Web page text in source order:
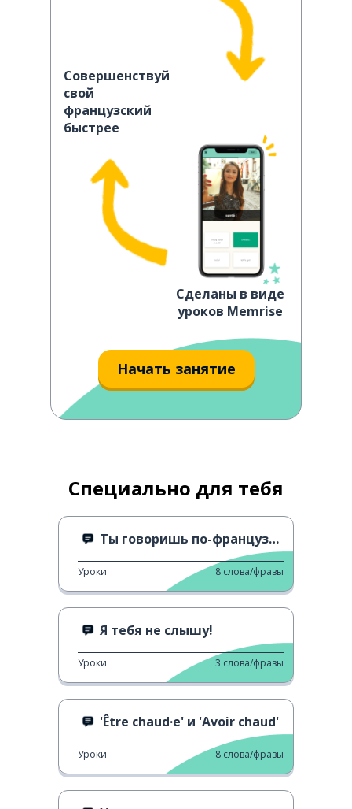
Совершенствуй
свой
французский
быстрее
Сделаны в виде
уроков Memrise
Начать занятие
Специально для тебя
Ты говоришь по-французски? 2
Уроки 8 слова/фразы
Я тебя не слышу!
Уроки 3 слова/фразы
'Être chaud·e' и 'Avoir chaud'
Уроки 8 слова/фразы